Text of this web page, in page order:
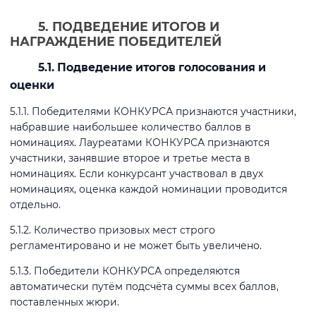
5. ПОДВЕДЕНИЕ ИТОГОВ И
НАГРАЖДЕНИЕ ПОБЕДИТЕЛЕЙ
5.1. Подведение итогов голосования и
оценки
5.1.1. Победителями КОНКУРСА признаются участники,
набравшие наибольшее количество баллов в
номинациях. Лауреатами КОНКУРСА признаются
участники, занявшие второе и третье места в
номинациях. Если конкурсант участвовал в двух
номинациях, оценка каждой номинации проводится
отдельно.
5.1.2. Количество призовых мест строго
регламентировано и не может быть увеличено.
5.1.3. Победители КОНКУРСА определяются
автоматически путём подсчёта суммы всех баллов,
поставленных жюри.